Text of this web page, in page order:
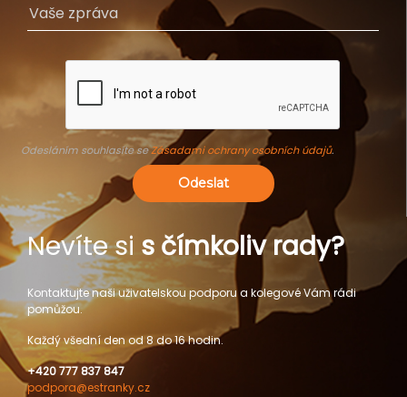
Odesláním souhlasíte seZásadami ochrany osobních údajů.
Odeslat
Nevíte si s čímkoliv rady?
Kontaktujte naši uživatelskou podporu a kolegové Vám rádi
pomůžou.
Každý všední den od 8 do 16 hodin.
+420 777 837 847
podpora@estranky.cz